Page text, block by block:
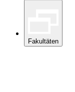
Fakultäten